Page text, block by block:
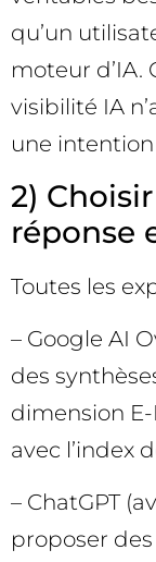
qu’un
moteur d’IA.
visibilité IA
une
2)
réponse
Toutes les
– Google AI
des
dimension
avec l’index
– ChatGPT
proposer